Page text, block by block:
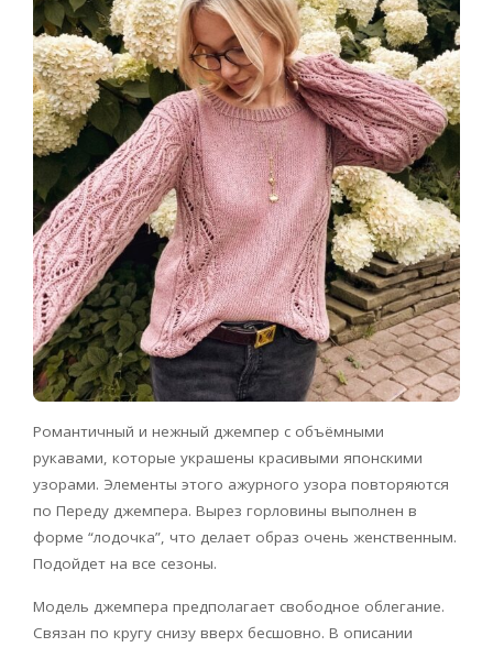
Романтичный и нежный джемпер с объёмными
рукавами, которые украшены красивыми японскими
узорами. Элементы этого ажурного узора повторяются
по Переду джемпера. Вырез горловины выполнен в
форме “лодочка”, что делает образ очень женственным.
Подойдет на все сезоны.
Модель джемпера предполагает свободное облегание.
Связан по кругу снизу вверх бесшовно. В описании